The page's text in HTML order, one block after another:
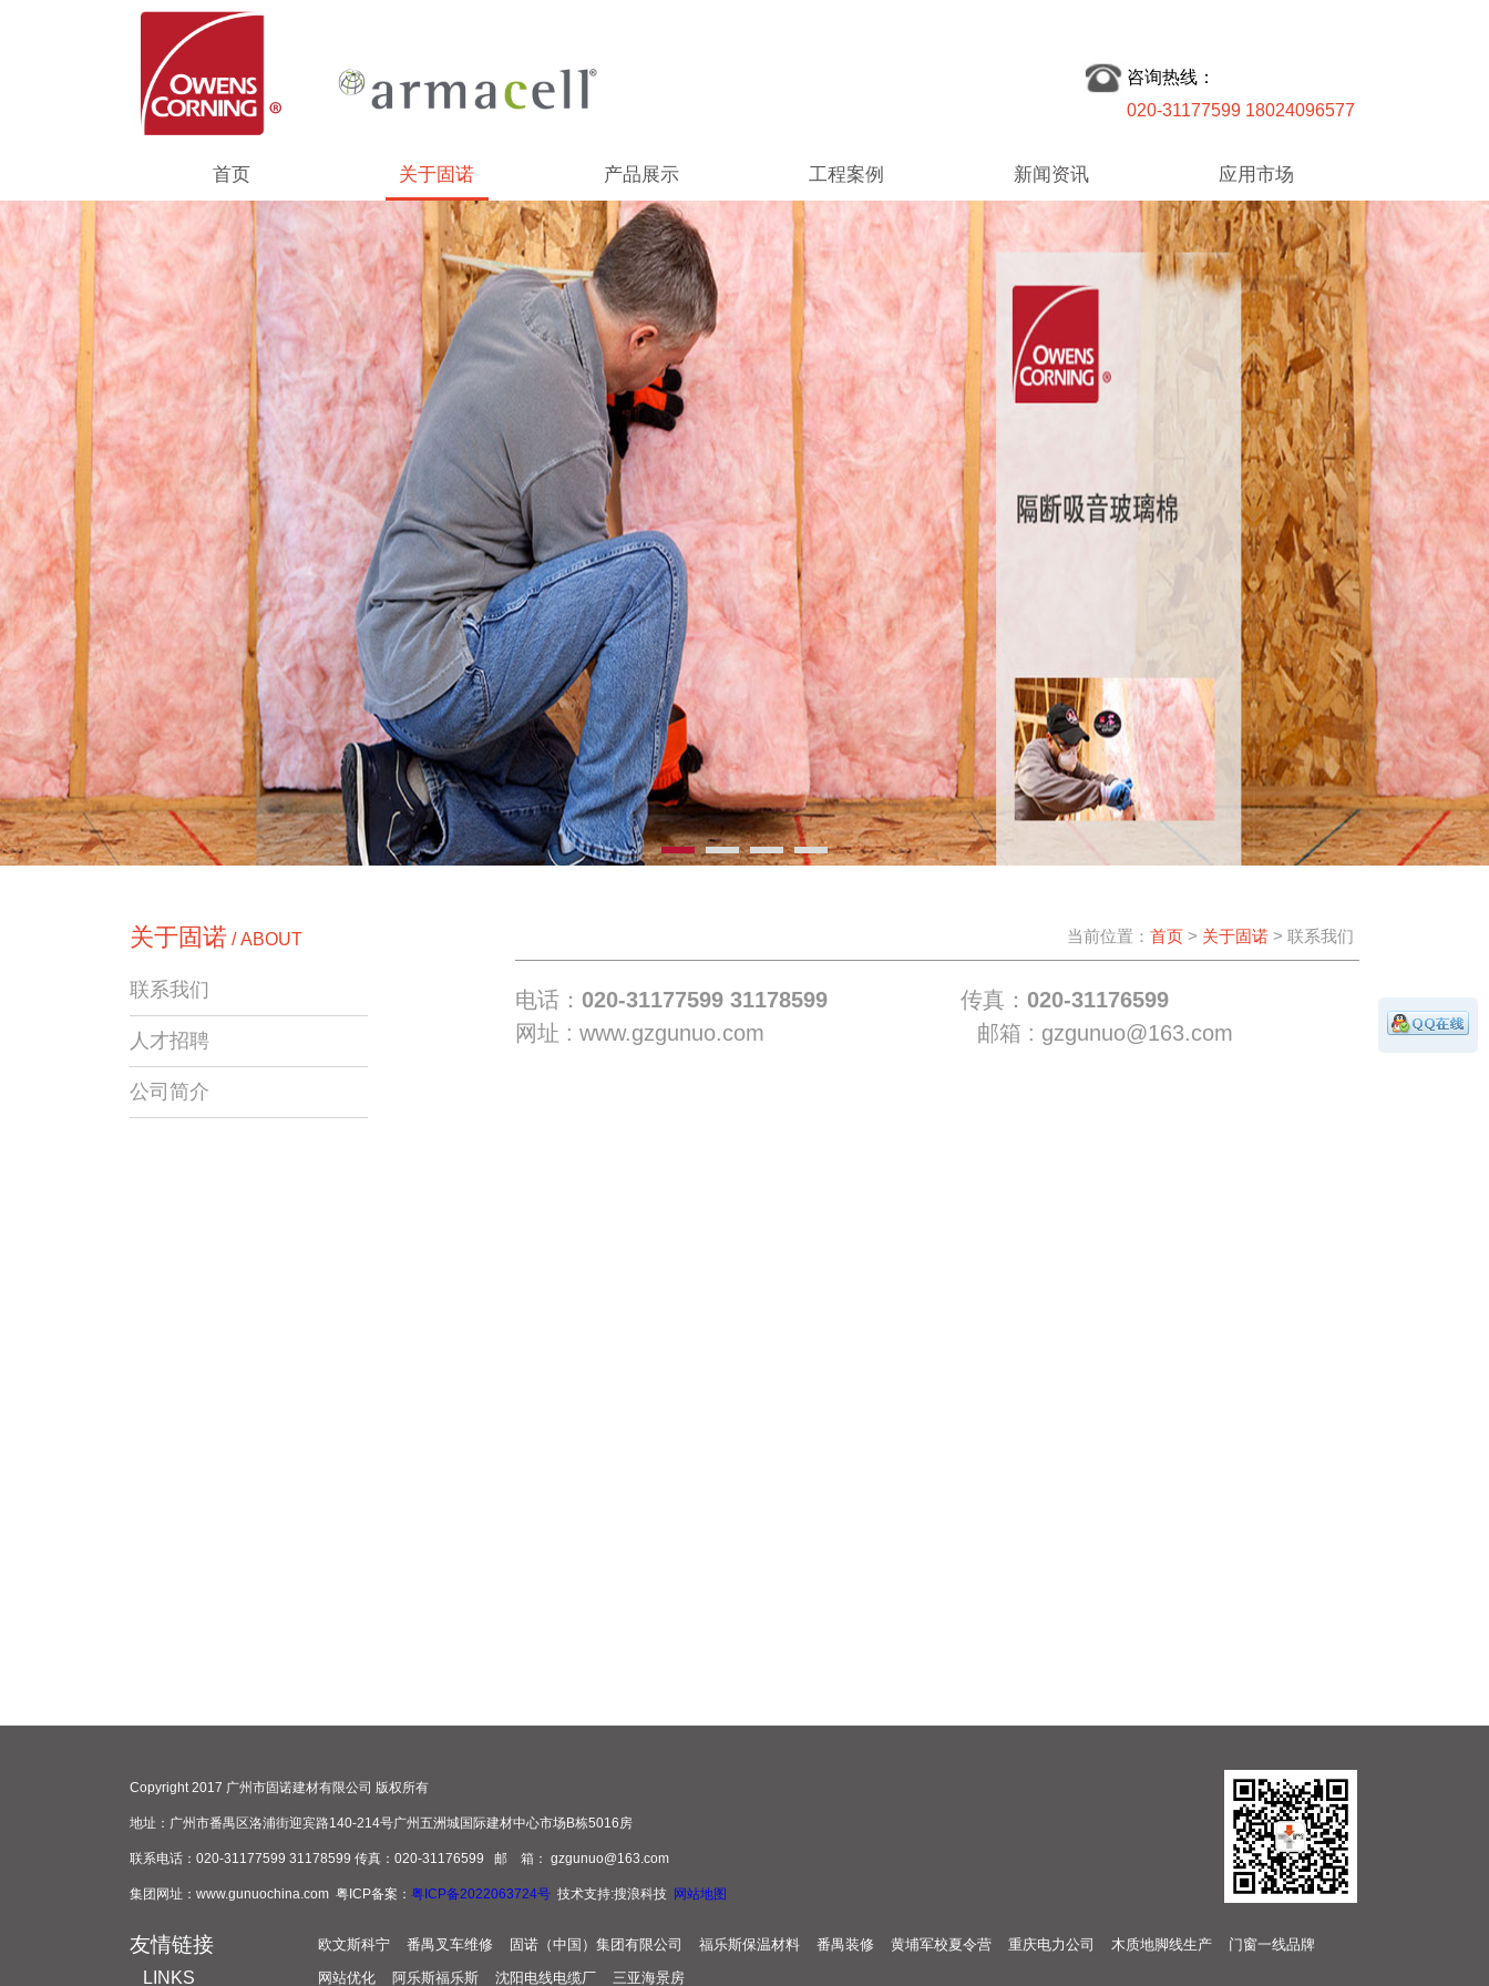
咨询热线：
020-31177599 18024096577
首页 关于固诺 产品展示 工程案例 新闻资讯 应用市场
关于固诺 / ABOUT
联系我们
人才招聘
公司简介
当前位置： 首页 > 关于固诺 > 联系我们
电话： 020-31177599 31178599 传真： 020-31176599
网址 : www.gzgunuo.com 邮箱 : gzgunuo@163.com
Copyright 2017 广州市固诺建材有限公司 版权所有
地址：广州市番禺区洛浦街迎宾路140-214号广州五洲城国际建材中心市场B栋5016房
联系电话：020-31177599 31178599 传真：020-31176599 邮 箱： gzgunuo@163.com
集团网址：www.gunuochina.com 粤ICP备案： 粤ICP备2022063724号 技术支持:搜浪科技 网站地图
友情链接
LINKS
欧文斯科宁 番禺叉车维修 固诺（中国）集团有限公司 福乐斯保温材料 番禺装修 黄埔军校夏令营 重庆电力公司 木质地脚线生产
门窗一线品牌
网站优化
阿乐斯福乐斯 沈阳电线电缆厂 三亚海景房